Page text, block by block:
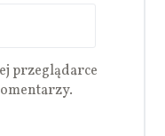
przeglądarce